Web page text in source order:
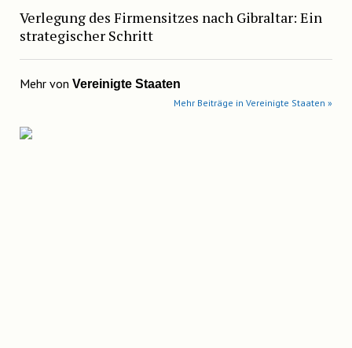
Verlegung des Firmensitzes nach Gibraltar: Ein
strategischer Schritt
Mehr von Vereinigte Staaten
Mehr Beiträge in Vereinigte Staaten »